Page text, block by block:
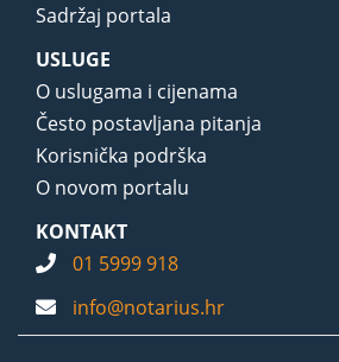
Sadržaj portala
USLUGE
O uslugama i cijenama
Često postavljana pitanja
Korisnička podrška
O novom portalu
KONTAKT
01 5999 918
info@notarius.hr